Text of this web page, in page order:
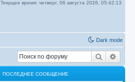
Текущее время: четверг, 06 августа 2026, 05:42:14
Dark mode
Поиск
ПОСЛЕДНЕЕ СООБЩЕНИЕ